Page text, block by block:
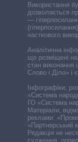
Використання
дозволяється
—
часткового
Аналітична
що розміщені
стан виконання
Слово і Діло» і
Інфографіки,
«Система
ГО «Система
Матеріали,
реклами:
«Партнерський
Редакція не
судження,